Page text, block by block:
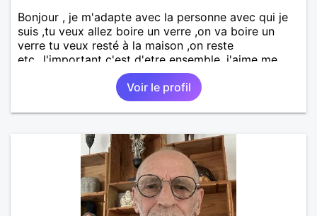
Bonjour , je m'adapte avec la personne avec qui je
suis ,tu veux allez boire un verre ,on va boire un
verre tu veux resté à la maison ,on reste
etc...l'important c'est d'etre ensemble .j'aime me
balader , faire du sport , regarder des film , aller au
théatre etc et j'aime par dessus tous rire
Voir le profil